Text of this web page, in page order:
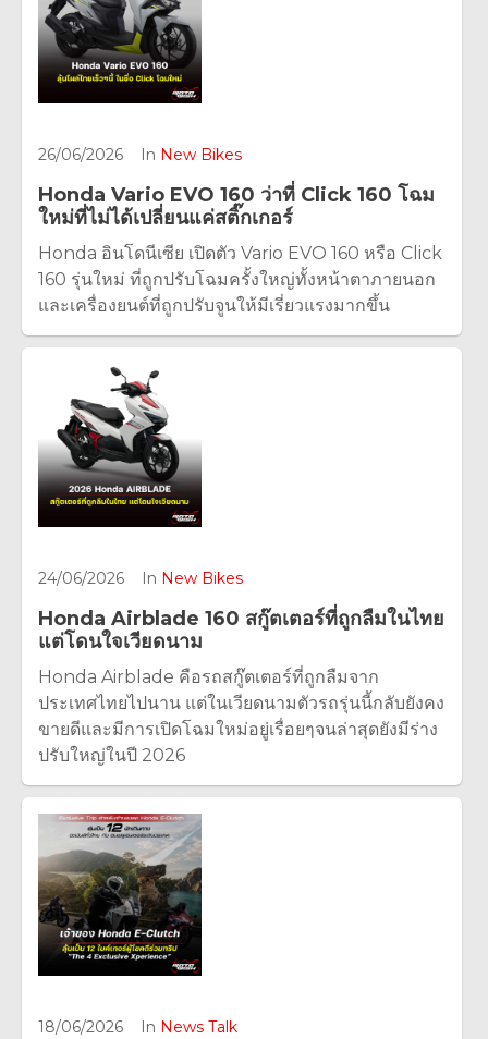
26/06/2026 In New Bikes
Honda Vario EVO 160 ว่าที่ Click 160 โฉม
ใหม่ที่ไม่ได้เปลี่ยนแค่สติ๊กเกอร์
Honda อินโดนีเซีย เปิดตัว Vario EVO 160 หรือ Click
160 รุ่นใหม่ ที่ถูกปรับโฉมครั้งใหญ่ทั้งหน้าตาภายนอก
และเครื่องยนต์ที่ถูกปรับจูนให้มีเรี่ยวแรงมากขึ้น
24/06/2026 In New Bikes
Honda Airblade 160 สกู๊ตเตอร์ที่ถูกลืมในไทย
แต่โดนใจเวียดนาม
Honda Airblade คือรถสกู๊ตเตอร์ที่ถูกลืมจาก
ประเทศไทยไปนาน แต่ในเวียดนามตัวรถรุ่นนี้กลับยังคง
ขายดีและมีการเปิดโฉมใหม่อยู่เรื่อยๆจนล่าสุดยังมีร่าง
ปรับใหญ่ในปี 2026
18/06/2026 In News Talk